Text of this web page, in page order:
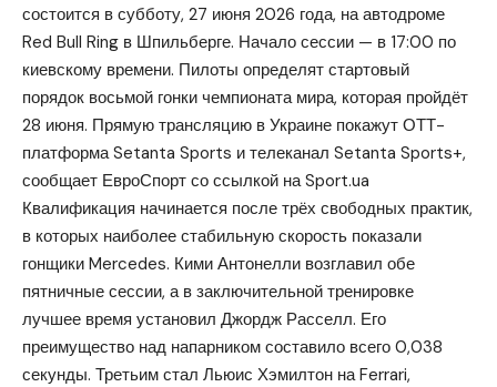
состоится в субботу, 27 июня 2026 года, на автодроме
Red Bull Ring в Шпильберге. Начало сессии — в 17:00 по
киевскому времени. Пилоты определят стартовый
порядок восьмой гонки чемпионата мира, которая пройдёт
28 июня. Прямую трансляцию в Украине покажут ОТТ-
платформа Setanta Sports и телеканал Setanta Sports+,
сообщает ЕвроСпорт со ссылкой наSport.ua
Квалификация начинается после трёх свободных практик,
в которых наиболее стабильную скорость показали
гонщики Mercedes. Кими Антонелли возглавил обе
пятничные сессии, а в заключительной тренировке
лучшее время установил Джордж Расселл. Его
преимущество над напарником составило всего 0,038
секунды. Третьим стал Льюис Хэмилтон на Ferrari,